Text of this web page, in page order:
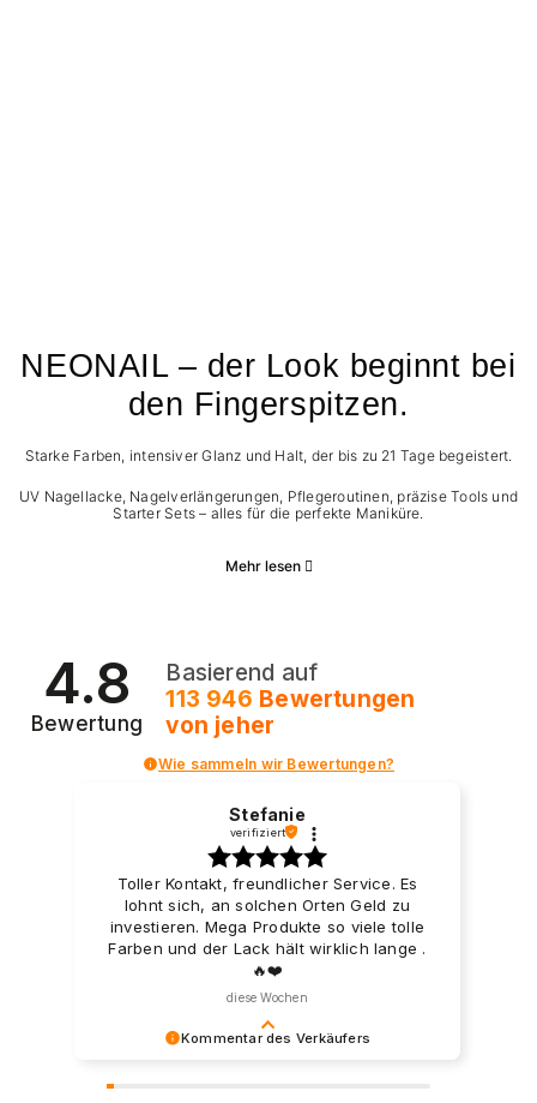
NEONAIL – der Look beginnt bei
den Fingerspitzen.
Starke Farben, intensiver Glanz und Halt, der bis zu 21 Tage begeistert.
UV Nagellacke, Nagelverlängerungen, Pflegeroutinen, präzise Tools und
Starter Sets – alles für die perfekte Maniküre.
Mehr lesen
4.8
Bewertung
Basierend auf
113 946 Bewertungen
von jeher
Wie sammeln wir Bewertungen?
Kommentar des Verkäufers
Stefanie
verifiziert
Toller Kontakt, freundlicher Service. Es
lohnt sich, an solchen Orten Geld zu
investieren. Mega Produkte so viele tolle
Farben und der Lack hält wirklich lange .
🔥❤️
diese Wochen